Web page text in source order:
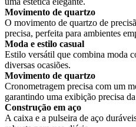
Movimento de quartzo
O movimento de quartzo de
precisa, perfeita para ambientes
Moda e estilo casual
Estilo versátil que combina moda
diversas ocasiões.
Movimento de quartzo
Cronometragem precisa com um
garantindo uma exibição precisa
Construção em aço
A caixa e a pulseira de aço